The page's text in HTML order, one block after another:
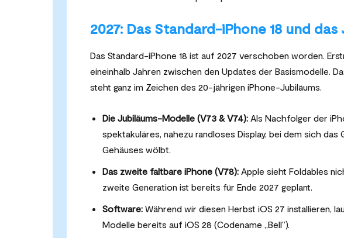
2027: Das Standard-iPhone 18 und das
Das Standard-iPhone 18 ist auf 2027 verschoben worden.
eineinhalb Jahren zwischen den Updates der Basismodelle.
steht ganz im Zeichen des 20-jährigen iPhone-Jubiläums.
Die Jubiläums-Modelle (V73 & V74): Als Nachfolger der
spektakuläres, nahezu randloses Display, bei dem sich das
Gehäuses wölbt.
Das zweite faltbare iPhone (V78): Apple sieht Foldables
zweite Generation ist bereits für Ende 2027 geplant.
Software: Während wir diesen Herbst iOS 27 installieren,
Modelle bereits auf iOS 28 (Codename „Bell“).